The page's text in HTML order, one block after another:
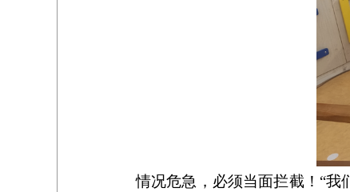
情况危急，必须当面拦截！“